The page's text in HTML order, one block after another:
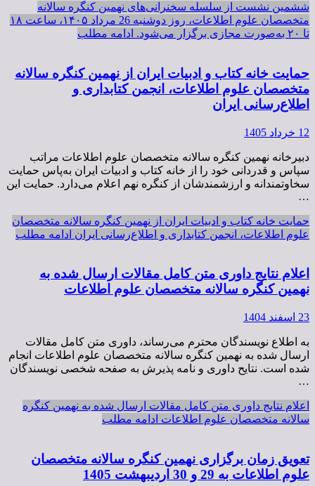
ششمین نشست از سلسله سخنرانی‌های نهمین کنگره سالانه
متخصصان علوم اطلاعات، روز دوشنبه 26 مرداد ۱۴۰۵، ساعت ۱۸
تا ۲۰ به‌صورت مجازی برگزار می‌شود.
ادامه مطلب
حمایت خانه کتاب و ادبیات ایران از نهمین کنگره سالانه
متخصصان علوم اطلاعات، انجمن کتابداری و
اطلاع‌رسانی ایران
12 خرداد 1405
دبیرخانه نهمین کنگره سالانه متخصصان علوم اطلاعات مراتب
سپاس و قدردانی خود را از خانه کتاب و ادبیات ایران به‌پاس حمایت
سخاوتمندانه و ارزشمندشان از کنگره نهم اعلام می‌دارد. حمایت این
…
حمایت خانه کتاب و ادبیات ایران از نهمین کنگره سالانه متخصصان
علوم اطلاعات، انجمن کتابداری و اطلاع‌رسانی ایران ادامه مطلب
اعلام نتایج داوری متن کامل مقالات ارسال شده به
نهمین کنگره سالانه متخصصان علوم اطلاعات
23 اسفند 1404
به اطلاع نویسندگان محترم می‌رساند، داوری متن کامل مقالات
ارسال شده به نهمین کنگره سالانه متخصصان علوم اطلاعات انجام
شده است. نتایح داوری و نامه پذیرش به صفحه شخصی نویسندگان
…
اعلام نتایج داوری متن کامل مقالات ارسال شده به نهمین کنگره
سالانه متخصصان علوم اطلاعات ادامه مطلب
تعویق زمان برگزاری نهمین کنگره سالانه متخصصان
علوم اطلاعات به 29 و 30 اردیبهشت 1405